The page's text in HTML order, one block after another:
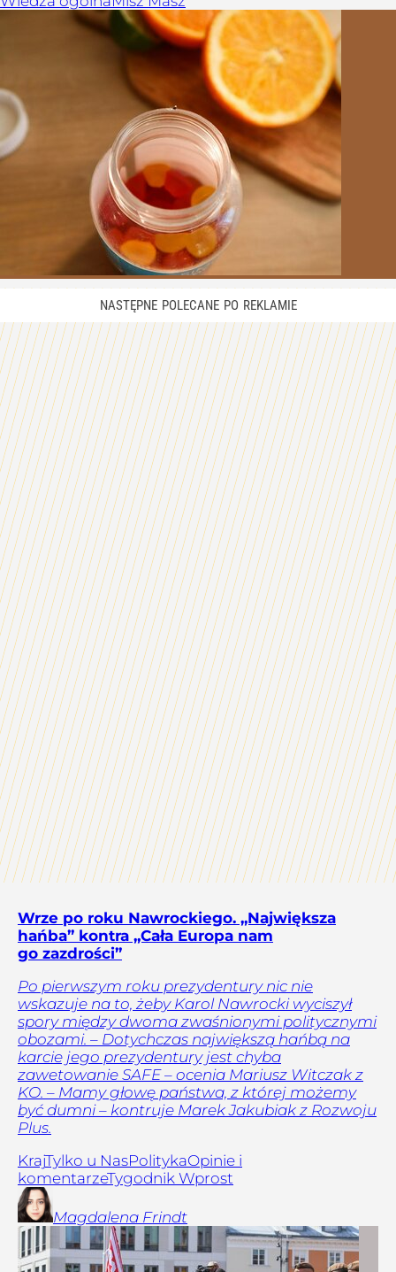
Wrze po roku Nawrockiego. „Największa
hańba” kontra „Cała Europa nam
go zazdrości”
Po pierwszym roku prezydentury nic nie
wskazuje na to, żeby Karol Nawrocki wyciszył
spory między dwoma zwaśnionymi politycznymi
obozami. – Dotychczas największą hańbą na
karcie jego prezydentury jest chyba
zawetowanie SAFE – ocenia Mariusz Witczak z
KO. – Mamy głowę państwa, z której możemy
być dumni – kontruje Marek Jakubiak z Rozwoju
Plus.
KrajTylko u NasPolitykaOpinie i
komentarzeTygodnik Wprost
Magdalena Frindt